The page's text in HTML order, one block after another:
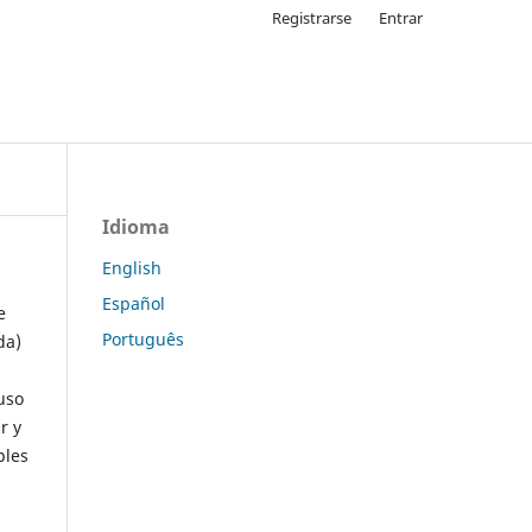
Registrarse Entrar
y
Idioma
English
Español
Português